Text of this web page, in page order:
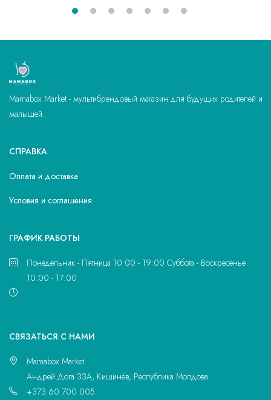
Mamabox Market - мультибрендовый магазин для будущих родителей и
малышей.
СПРАВКА
Оплата и доставка
Условия и соглашения
ГРАФИК РАБОТЫ
Понедельник - Пятница 10:00 - 19:00 Суббота - Воскресенье
10:00 - 17:00
CВЯЗАТЬСЯ С НАМИ
Mamabox Market
Андрей Дога 33A, Кишинёв, Республика Молдова
+373 60 700 005